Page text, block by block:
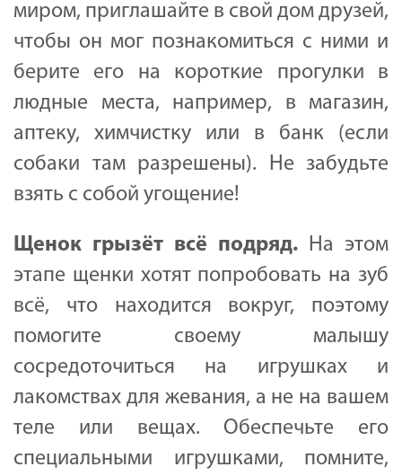
миром, приглашайте в свой дом друзей,
чтобы он мог познакомиться с ними и
берите его на короткие прогулки в
людные места, например, в магазин,
аптеку, химчистку или в банк (если
собаки там разрешены). Не забудьте
взять с собой угощение!
Щенок грызёт всё подряд. На этом
этапе щенки хотят попробовать на зуб
всё, что находится вокруг, поэтому
помогите своему малышу
сосредоточиться на игрушках и
лакомствах для жевания, а не на вашем
теле или вещах. Обеспечьте его
специальными игрушками, помните,